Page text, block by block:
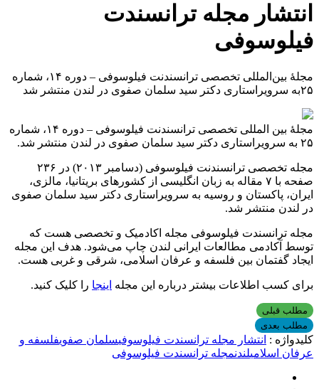
انتشار مجله ترانسندت
فیلوسوفی
مجلۀ بین‌المللی تخصصی ترانسندنت فیلوسوفی – دوره ۱۴، شماره
۲۵به سرویراستاری دکتر سید سلمان صفوی در لندن منتشر شد
مجلۀ بین المللی تخصصی ترانسندنت فیلوسوفی – دوره ۱۴، شماره
۲۵ به سرویراستاری دکتر سید سلمان صفوی در لندن منتشر شد.
مجله تخصصی ترانسندنت فیلوسوفی (دسامبر ۲۰۱۳) در ۲۳۶
صفحه با ۷ مقاله به زبان انگلیسی از کشورهای بریتانیا، مالزی،
ایران، پاکستان و روسیه به سرویراستاری دکتر سید سلمان صفوی
در لندن منتشر شد.
مجله ترانسندت فیلوسوفی مجله اکادمیک و تخصصی هست که
توسط آکادمی مطالعات ایرانی لندن چاپ می‌شود. هدف این مجله
ایجاد گفتمان بین فلسفه و عرفان اسلامی، شرقی و غربی هست.
برای کسب اطلاعات بیشتر درباره این مجله اینجا را کلیک کنید.
مطلب قبلی
مطلب بعدی
کلیدواژه : انتشار مجله ترانسندت فیلوسوفیسلمان صفویفلسفه و
عرفان اسلامیلندنمجله ترانسندت فیلوسوفی